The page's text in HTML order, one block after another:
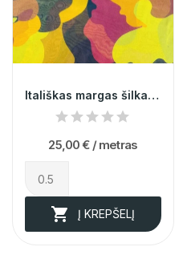
Itališkas margas šilkas (likutis 2,4m)
25,00 € / metras
 Į KREPŠELĮ